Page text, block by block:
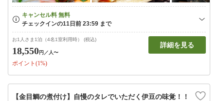
お1人さま1泊（4名1室利用時） (税込)
18,550円 ／人〜
ポイント(1%)
詳細を見る
【金目鯛の煮付け】自慢のタレでいただく伊豆の味覚！！